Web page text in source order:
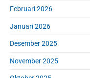
Februari 2026
Januari 2026
Desember 2025
November 2025